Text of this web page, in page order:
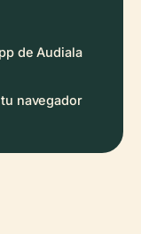
de Audiala
navegador